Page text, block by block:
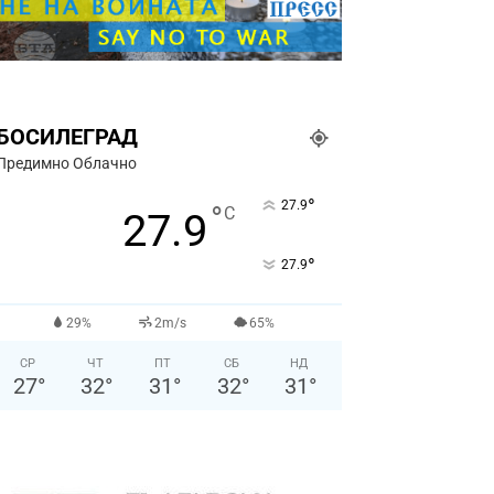
Облачно
27.9 °C 27.9°
27.9°
29% 2m/s 65%
СР
27°
ЧТ
32°
ПТ
31 °
СБ
32°
НД
31 °